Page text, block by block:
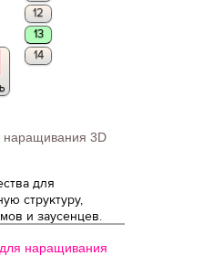
12
13
14
наращивания 3D
для
структуру,
и заусенцев.
наращивания